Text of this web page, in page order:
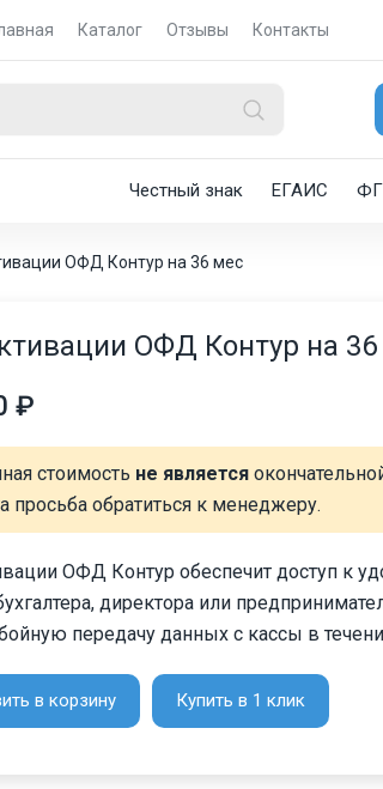
Каталог Отзывы Контакты
Честный знак ЕГАИС
ОФД Контур на 36 мес
ОФД Контур на
₽
стоимость не является
просьба обратиться к менеджеру.
ОФД Контур обеспечит доступ к
директора или
передачу данных с кассы в
в корзину Купить в 1 клик